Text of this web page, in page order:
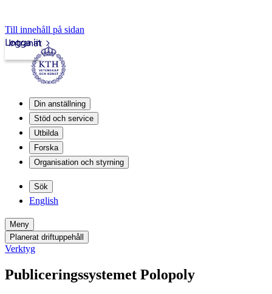
Till innehåll på sidan
Intranät
Logga in
Din anställning
Stöd och service
Utbilda
Forska
Organisation och styrning
Sök
English
Meny
Planerat driftuppehåll
Verktyg
Publiceringssystemet Polopoly